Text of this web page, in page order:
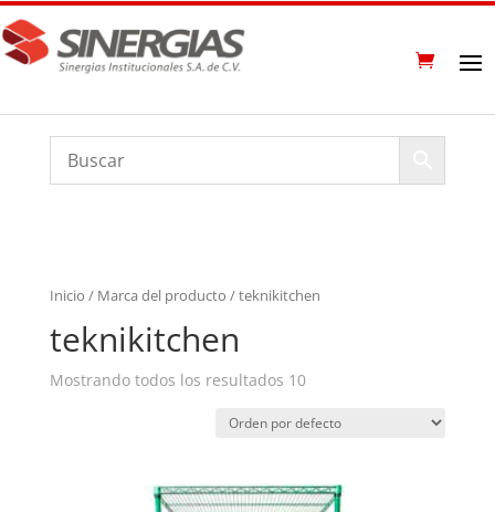
Inicio / Marca del producto / teknikitchen
teknikitchen
Mostrando todos los resultados 10